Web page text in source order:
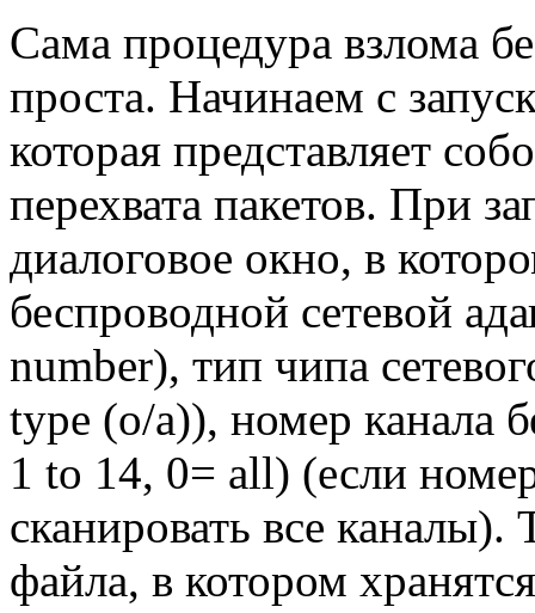
Сама процедура взлома
проста. Начинаем с
которая представляет
перехвата пакетов. При
диалоговое окно, в
беспроводной сетевой
number), тип чипа
type (o/a)), номер канала
1 to 14, 0= all) (если
сканировать все
файла, в котором